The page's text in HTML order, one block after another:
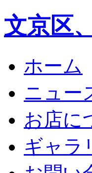
文京区
ホーム
ニュー
お店に
ギャラ